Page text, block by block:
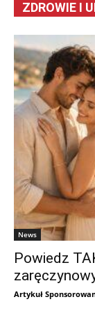
ZDROWIE I
News
Powiedz
Artykuł